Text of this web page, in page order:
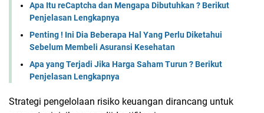
Apa Itu reCaptcha dan Mengapa Dibutuhkan ? Berikut
Penjelasan Lengkapnya
Penting ! Ini Dia Beberapa Hal Yang Perlu Diketahui
Sebelum Membeli Asuransi Kesehatan
Apa yang Terjadi Jika Harga Saham Turun ? Berikut
Penjelasan Lengkapnya
Strategi pengelolaan risiko keuangan dirancang untuk